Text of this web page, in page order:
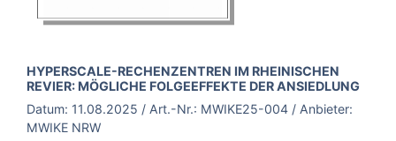
BROSCHÜRE:
HYPERSCALE-RECHENZENTREN IM RHEINISCHEN
REVIER: MÖGLICHE FOLGEEFFEKTE DER ANSIEDLUNG
Datum: 11.08.2025 / Art.-Nr.: MWIKE25-004 / Anbieter:
MWIKE NRW